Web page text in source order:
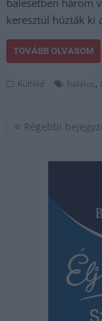
keresztül húzták ki
TOVÁBB OLVASOM
Külföld halálos,
Bejegyzés
Régebbi